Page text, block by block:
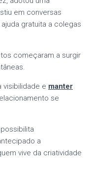
em conversas
gratuita a colegas
começaram a surgir
visibilidade e manter
se
possibilita
a
vive da criatividade